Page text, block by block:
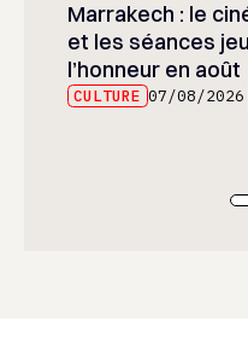
Marrakech : le
et les séances
l’honneur en août
CULTURE 07/08/2026